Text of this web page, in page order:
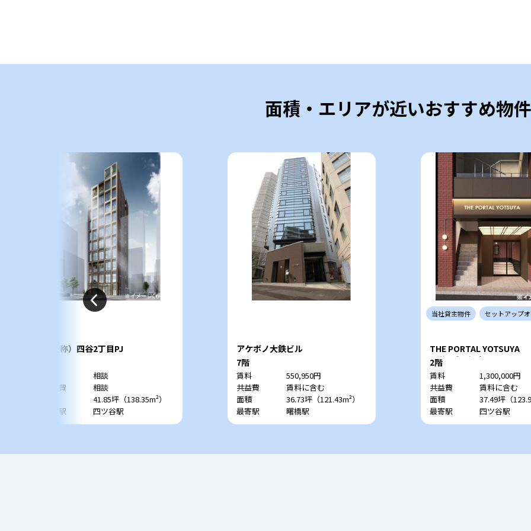
面積・エリアが近いおすすめ物件
（仮称）四谷2丁目PJ
相談
共益費
相談
41.85坪（138.35m²）
最寄駅
四ツ谷駅
アケボノ大鉄ビル
7階
賃料
550,950円
共益費
賃料に含む
面積
36.73坪（121.43m²）
最寄駅
曙橋駅
当社貸主物件 セットアップ
THE PORTAL YOTSUYA
四谷三和ビル）
2階
賃料
1,300,000円
共益費
賃料に含む
面積
37.49坪（
最寄駅
四ツ谷駅